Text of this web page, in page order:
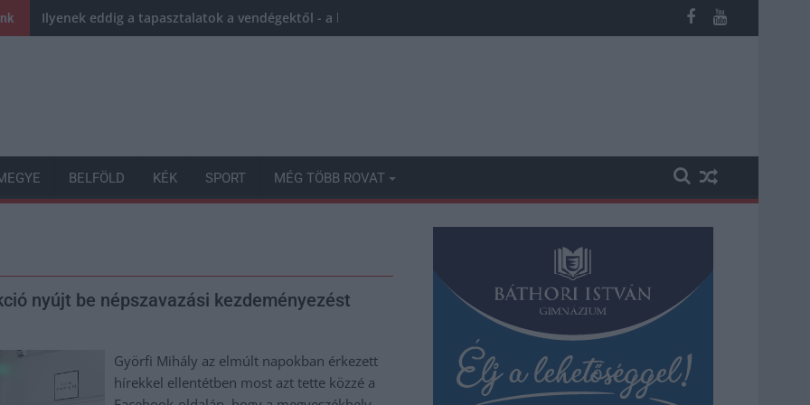
Ilyenek eddig a tapasztalatok a vendégektől - a hőhullám miatt ingyenes a strandolás Szolnokon
BELFÖLD KÉK SPORT MÉG TÖBB ROVAT
nyújt be népszavazási kezdeményezést
Györfi Mihály az elmúlt napokban érkezett
hírekkel ellentétben most azt tette közzé a